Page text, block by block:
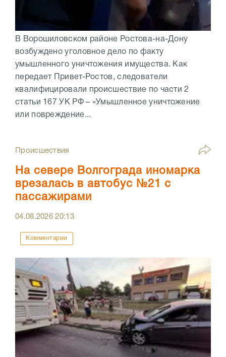
В Ворошиловском районе Ростова-на-Дону
возбуждено уголовное дело по факту
умышленного уничтожения имущества. Как
передает Привет-Ростов, следователи
квалифицировали происшествие по части 2
статьи 167 УК РФ – «Умышленное уничтожение
или повреждение...
Происшествия
На севере Волгограда иномарка
врезалась в автобус №21 с
пассажирами
04.08.202620:13
Комментарии